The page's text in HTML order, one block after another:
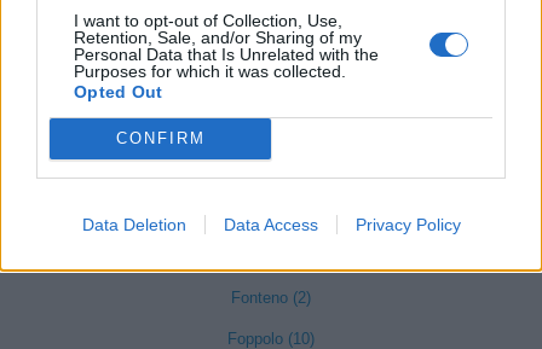
I want to opt-out of Collection, Use,
Retention, Sale, and/or Sharing of my
Personal Data that Is Unrelated with the
Purposes for which it was collected.
Opted Out
CONFIRM
Data Deletion Data Access Privacy Policy
Entratico (29)
Fara Gera d'Adda (118)
Fino del Monte (14)
Fiorano al Serio (59)
Fonteno (2)
Foppolo (10)